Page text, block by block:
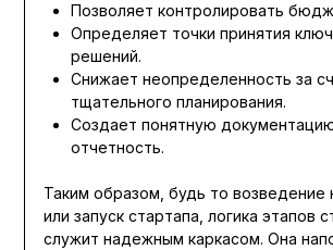
Позволяет контролировать
Определяет точки принятия
решений.
Снижает неопределенность за
тщательного планирования.
Создает понятную
отчетность.
Таким образом, будь то возведение
или запуск стартапа, логика этапов
служит надежным каркасом. Она